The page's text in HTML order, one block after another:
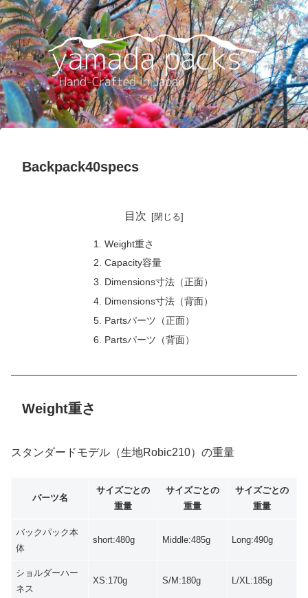
Backpack40specs
目次
Weight重さ
Capacity容量
Dimensions寸法（正面）
Dimensions寸法（背面）
Partsパーツ（正面）
Partsパーツ（背面）
Weight重さ
スタンダードモデル（生地Robic210）の重量
パーツ名
サイズごとの
重量
サイズごとの
重量
サイズごとの
重量
バックパック本
体
short:480g Middle:485g Long:490g
ショルダーハー
ネス
XS:170g S/M:180g L/XL:185g